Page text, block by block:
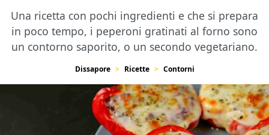
Una ricetta con pochi ingredienti e che si prepara
in poco tempo, i peperoni gratinati al forno sono
un contorno saporito, o un secondo vegetariano.
Dissapore Ricette Contorni